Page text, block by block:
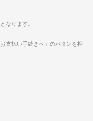
なります。
支払い手続きへ」のボタンを押